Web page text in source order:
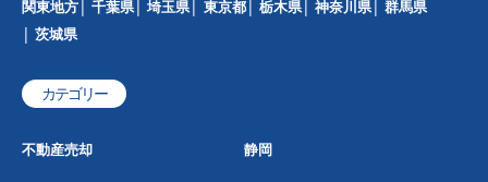
関東地方
千葉県 埼玉県 東京都 栃木県 神奈川県
群馬県
茨城県
カテゴリー
不動産売却 静岡